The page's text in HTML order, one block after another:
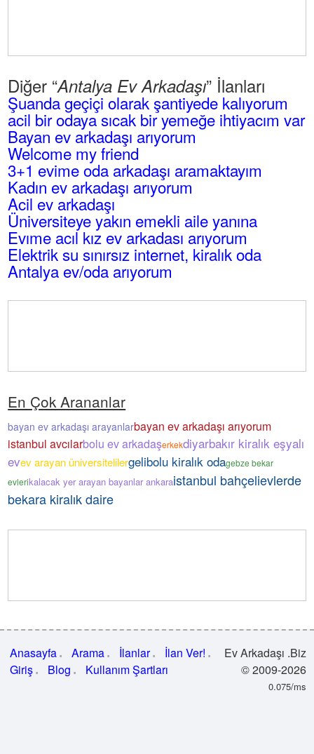
Diğer “Antalya Ev Arkadaşı” İlanları
Şuanda geçiçi olarak şantiyede kalıyorum
acil bir odaya sıcak bir yemeğe ihtiyacım var
Bayan ev arkadaşı arıyorum
Welcome my friend
3+1 evime oda arkadaşı aramaktayım
Kadın ev arkadaşı arıyorum
Acil ev arkadaşı
Üniversiteye yakın emekli aile yanına
Evıme acıl kız ev arkadası arıyorum
Elektrik su sınırsız internet, kiralık oda
Antalya ev/oda arıyorum
En Çok Arananlar
bayan ev arkadaşı arayanlarbayan ev arkadaşı arıyorum
istanbul avcılarbolu ev arkadaşerkekdiyarbakır kiralık eşyalı
evev arayan üniversitelilergelibolu kiralık odagebze bekar
evlerikalacak yer arayan bayanlar ankaraistanbul bahçelievlerde
bekara kiralık daire
Anasayfa Arama İlanlar
İlan Ver!
Giriş
Blog Kullanım Şartları
Ev Arkadaşı .Biz
© 2009-2026
0.075/ms